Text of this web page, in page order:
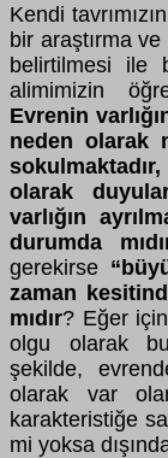
Kendi
bir araştırma
belirtilmesi ile
alimimizin
Evrenin
neden olarak
olarak
varlığın
durumda
gerekirse
zaman
mıdır? Eğer
olgu olarak
şekilde,
olarak var
karakteristiğe
mi yoksa